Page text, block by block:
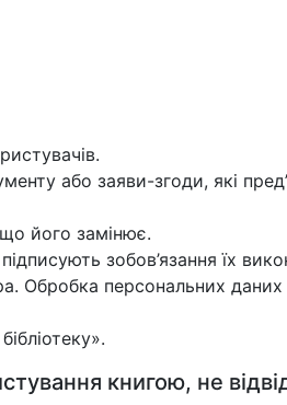
або заяви-згоди, які
його замінює.
зобов’язання їх
Обробка персональних даних
книгою, не